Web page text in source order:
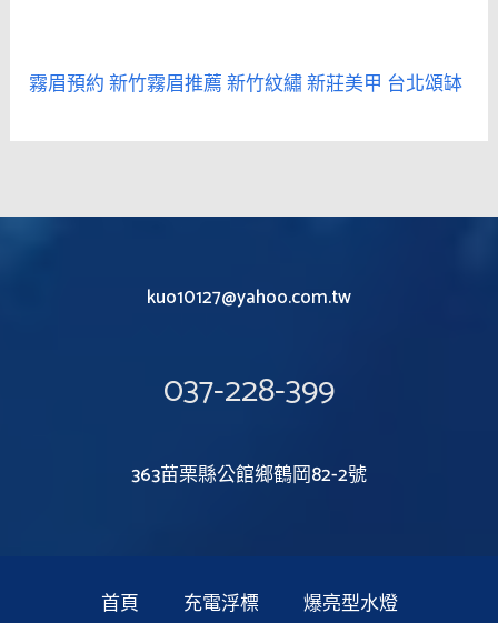
霧眉預約新竹霧眉推薦新竹紋繡新莊美甲 台北頌缽
kuo10127@yahoo.com.tw
037-228-399
363苗栗縣公館鄉鶴岡82-2號
首頁 充電浮標
爆亮型水燈